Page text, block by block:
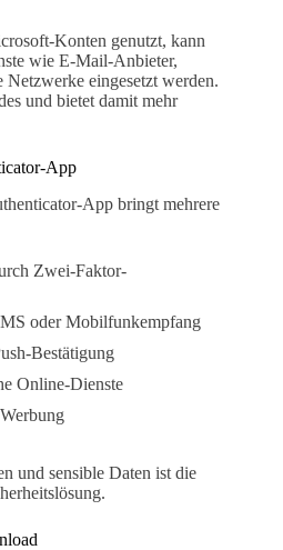
Konten genutzt, kann
wie E-Mail-Anbieter,
eingesetzt werden.
und bietet damit mehr
App
App bringt mehrere
Zwei-Faktor-
oder Mobilfunkempfang
Bestätigung
Online-Dienste
und sensible Daten ist die